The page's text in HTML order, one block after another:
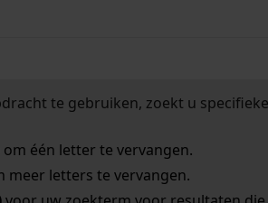
te gebruiken, zoekt u
om één letter te vervangen.
meer letters te vervangen.